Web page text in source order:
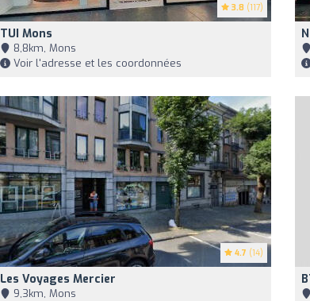
3.8 (117)
TUI Mons
8,8km, Mons
Voir l'adresse et les coordonnées
4.7 (14)
Les Voyages Mercier
9,3km, Mons